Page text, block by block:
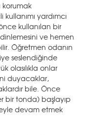
yardımcı
kullanılan bir
dinlemesini ve hemen
Öğretmen odanın
seslendiğinde
olasılıkla onlar
duyacaklar,
bile. Önce
bir tonda) başlayıp
devam etmek